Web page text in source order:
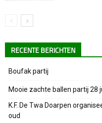
RECENTE BERICHTEN
Boufak partij
Mooie zachte ballen partij 28
K.F. De Twa Doarpen
oud